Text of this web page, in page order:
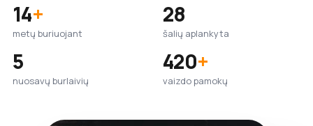
14+
metų buriuojant
28
šalių aplankyta
5
nuosavų burlaivių
420+
vaizdo pamokų